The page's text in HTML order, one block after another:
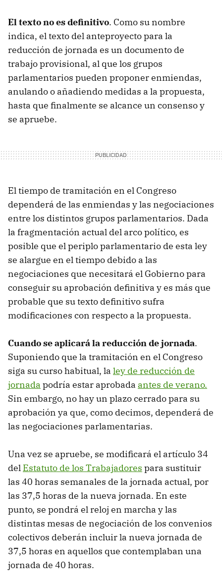
El texto no es definitivo. Como su nombre
indica, el texto del anteproyecto para la
reducción de jornada es un documento de
trabajo provisional, al que los grupos
parlamentarios pueden proponer enmiendas,
anulando o añadiendo medidas a la propuesta,
hasta que finalmente se alcance un consenso y
se apruebe.
El tiempo de tramitación en el Congreso
dependerá de las enmiendas y las negociaciones
entre los distintos grupos parlamentarios. Dada
la fragmentación actual del arco político, es
posible que el periplo parlamentario de esta ley
se alargue en el tiempo debido a las
negociaciones que necesitará el Gobierno para
conseguir su aprobación definitiva y es más que
probable que su texto definitivo sufra
modificaciones con respecto a la propuesta.
Cuando se aplicará la reducción de jornada.
Suponiendo que la tramitación en el Congreso
siga su curso habitual, la ley de reducción de
jornada podría estar aprobada antes de verano.
Sin embargo, no hay un plazo cerrado para su
aprobación ya que, como decimos, dependerá de
las negociaciones parlamentarias.
Una vez se apruebe, se modificará el artículo 34
del Estatuto de los Trabajadores para sustituir
las 40 horas semanales de la jornada actual, por
las 37,5 horas de la nueva jornada. En este
punto, se pondrá el reloj en marcha y las
distintas mesas de negociación de los convenios
colectivos deberán incluir la nueva jornada de
37,5 horas en aquellos que contemplaban una
jornada de 40 horas.